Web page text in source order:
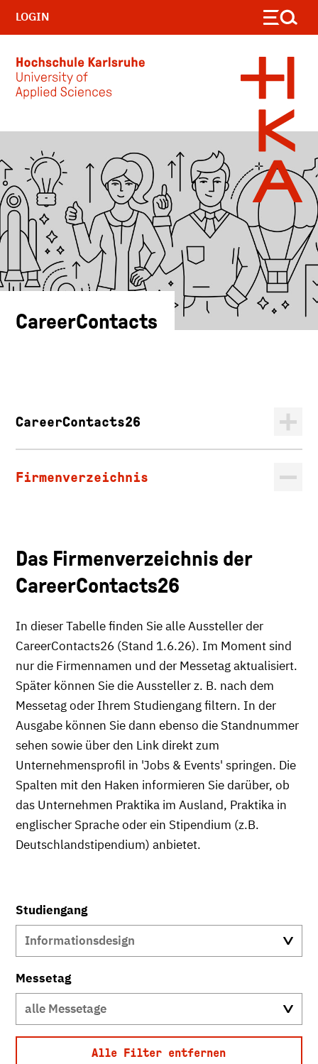
LOGIN
CareerContacts
CareerContacts26
Firmenverzeichnis
Das Firmenverzeichnis der
CareerContacts26
In dieser Tabelle finden Sie alle Aussteller der
CareerContacts26 (Stand 1.6.26). Im Moment sind
nur die Firmennamen und der Messetag aktualisiert.
Später können Sie die Aussteller z. B. nach dem
Messetag oder Ihrem Studiengang filtern. In der
Ausgabe können Sie dann ebenso die Standnummer
sehen sowie über den Link direkt zum
Unternehmensprofil in 'Jobs & Events' springen. Die
Spalten mit den Haken informieren Sie darüber, ob
das Unternehmen Praktika im Ausland, Praktika in
englischer Sprache oder ein Stipendium (z.B.
Deutschlandstipendium) anbietet.
Studiengang
Informationsdesign
Messetag
alle Messetage
Alle Filter entfernen